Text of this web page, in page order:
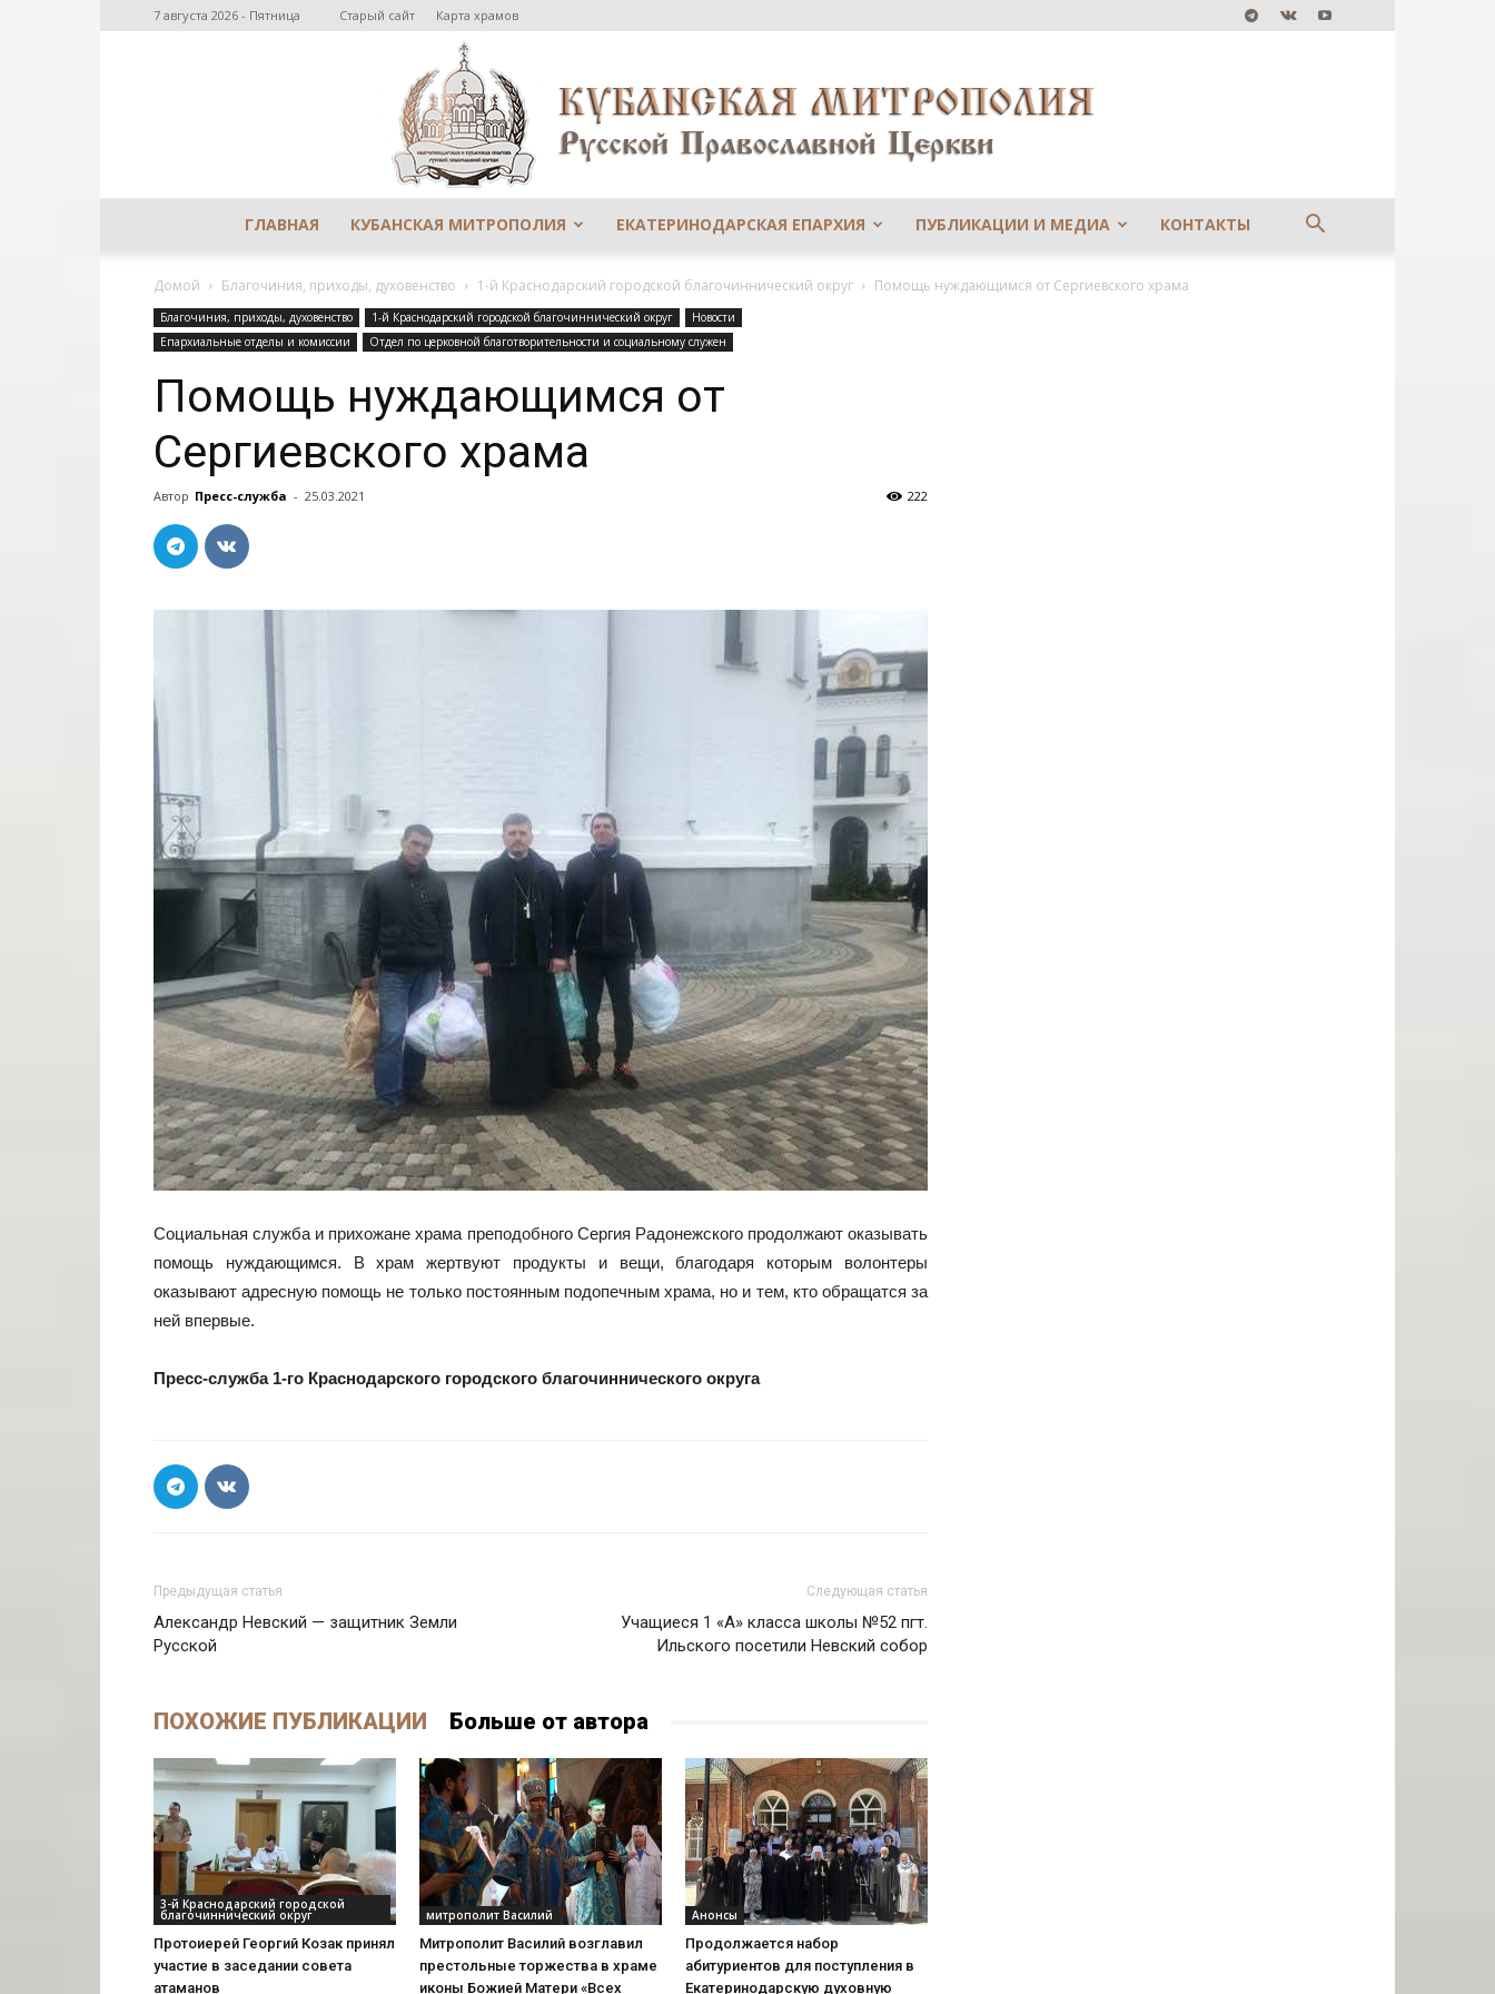
7 августа 2026 - Пятница Старый сайт Карта храмов
Кубанской
епархии
ГЛАВНАЯ КУБАНСКАЯ МИТРОПОЛИЯ ЕКАТЕРИНОДАРСКАЯ ЕПАРХИЯ ПУБЛИКАЦИИ И МЕДИА КОНТАКТЫ
Домой Благочиния, приходы, духовенство 1-й Краснодарский городской благочиннический округ Помощь нуждающимся от Сергиевского храма
Благочиния, приходы, духовенство 1-й Краснодарский городской благочиннический округ
Новости
Епархиальные отделы и комиссии
Отдел по церковной благотворительности и социальному служен
Помощь нуждающимся от
Сергиевского храма
Автор Пресс-служба - 25.03.2021 222
Социальная служба и прихожане храма преподобного Сергия Радонежского продолжают оказывать
помощь нуждающимся. В храм жертвуют продукты и вещи, благодаря которым волонтеры
оказывают адресную помощь не только постоянным подопечным храма, но и тем, кто обращатся за
ней впервые.
Пресс-служба 1-го Краснодарского городского благочиннического округа
Предыдущая статья
Александр Невский — защитник Земли
Русской
Следующая статья
Учащиеся 1 «А» класса школы №52 пгт.
Ильского посетили Невский собор
ПОХОЖИЕ ПУБЛИКАЦИИ Больше от автора
3-й Краснодарский городской
благочиннический округ
Протоиерей Георгий Козак принял
участие в заседании совета
атаманов
митрополит Василий
Митрополит Василий возглавил
престольные торжества в храме
иконы Божией Матери «Всех
Анонсы
Продолжается набор
абитуриентов для поступления в
Екатеринодарскую духовную